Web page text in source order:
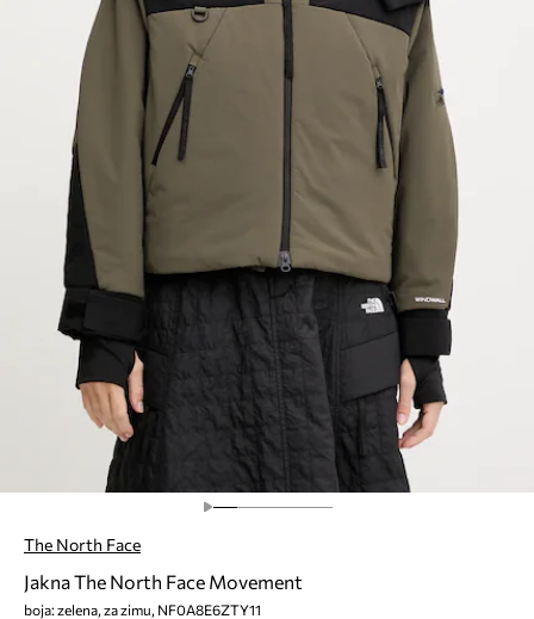
The North Face
Jakna The North Face Movement
boja: zelena, za zimu, NF0A8E6ZTY11